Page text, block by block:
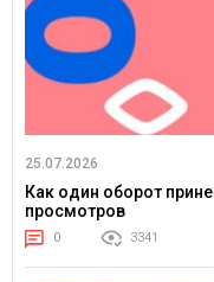
25.07.2026
Как один оборот
просмотров
0 3341